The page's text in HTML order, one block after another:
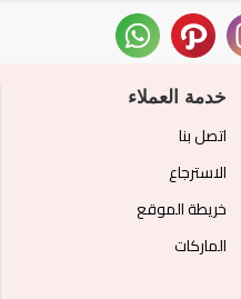
خدمة العملاء
اتصل بنا
الاسترجاع
خريطة الموقع
الماركات